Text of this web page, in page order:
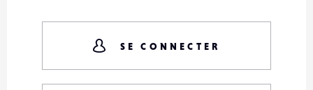
SE CONNECTER